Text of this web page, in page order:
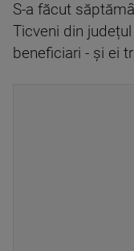
S-a făcut
Ticveni din
beneficiari - și ei